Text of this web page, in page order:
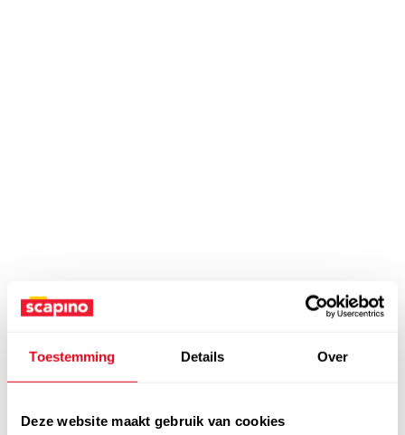
Toestemming Details Over
Deze website maakt gebruik van cookies